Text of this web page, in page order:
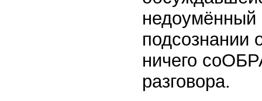
недоумённый
подсознании
ничего
разговора.